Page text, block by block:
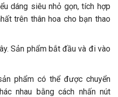
dáng siêu nhỏ gọn, tích hợp
trên thân hoa cho bạn thao
Sản phẩm bắt đầu và đi vào
phẩm có thể được chuyển
nhau bằng cách nhấn nút